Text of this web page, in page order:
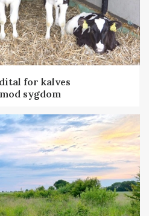
for kalves
sygdom